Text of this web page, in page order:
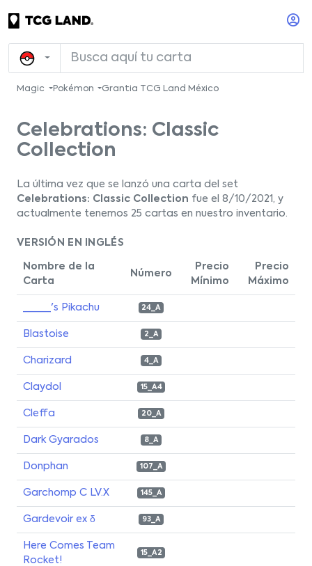
Magic Pokémon Grantia TCG Land México
Celebrations: Classic
Collection
La última vez que se lanzó una carta del set
Celebrations: Classic Collection fue el 8/10/2021, y
actualmente tenemos 25 cartas en nuestro inventario.
VERSIÓN EN INGLÉS
Nombre de la
Carta
Número
Precio
Mínimo
Precio
Máximo
_____'s Pikachu 24_A
Blastoise 2_A
Charizard 4_A
Claydol 15_A4
Cleffa 20_A
Dark Gyarados 8_A
Donphan 107_A
Garchomp C LV.X 145_A
Gardevoir ex δ 93_A
Here Comes Team
Rocket!
15_A2